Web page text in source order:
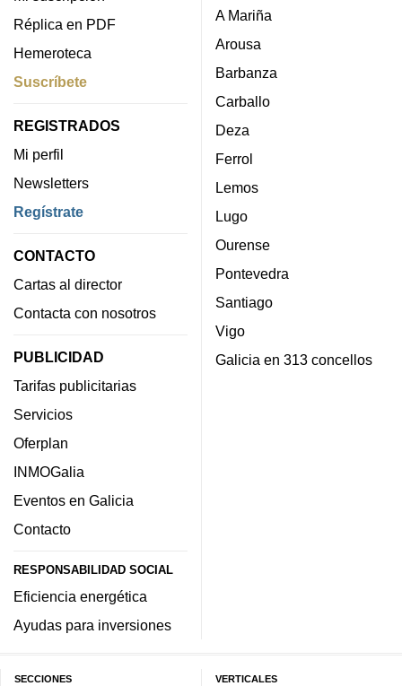
Réplica en PDF
Hemeroteca
Suscríbete
REGISTRADOS
Mi perfil
Newsletters
Regístrate
CONTACTO
Cartas al director
Contacta con nosotros
PUBLICIDAD
Tarifas publicitarias
Servicios
Oferplan
INMOGalia
Eventos en Galicia
Contacto
RESPONSABILIDAD SOCIAL
Eficiencia energética
Ayudas para inversiones
A Mariña
Arousa
Barbanza
Carballo
Deza
Ferrol
Lemos
Lugo
Ourense
Pontevedra
Santiago
Vigo
Galicia en 313 concellos
SECCIONES VERTICALES